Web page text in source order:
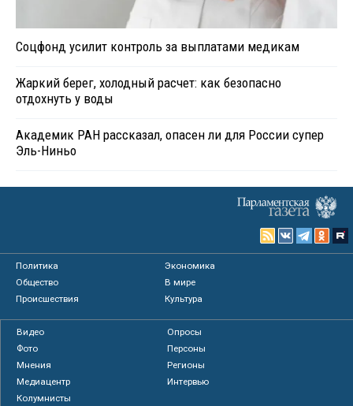
Соцфонд усилит контроль за выплатами медикам
Жаркий берег, холодный расчет: как безопасно
отдохнуть у воды
Академик РАН рассказал, опасен ли для России супер
Эль-Ниньо
Политика
Экономика
Общество
В мире
Происшествия
Культура
Видео
Опросы
Фото
Персоны
Мнения
Регионы
Медиацентр
Интервью
Колумнисты